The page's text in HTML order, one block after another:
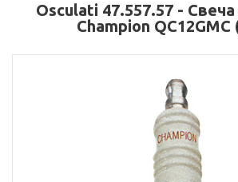
Osculati 47.557.57 -
Champion